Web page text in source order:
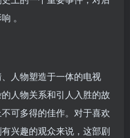
。
人物塑造于一体的电视
人物关系和引人入胜的故
可多得的佳作。对于喜欢
兴趣的观众来说，这部剧